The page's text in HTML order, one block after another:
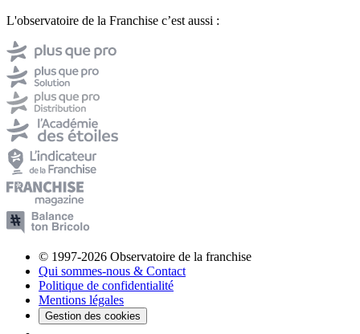
L'observatoire de la Franchise c’est aussi :
© 1997-2026 Observatoire de la franchise
Qui sommes-nous & Contact
Politique de confidentialité
Mentions légales
Gestion des cookies